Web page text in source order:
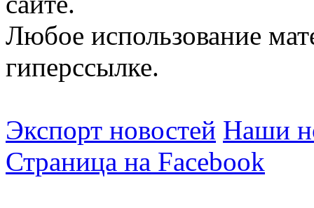
Любое использование
гиперссылке.
Экспорт новостей Наши
Страница на Facebook